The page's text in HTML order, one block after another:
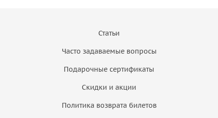
Статьи
Часто задаваемые вопросы
Подарочные сертификаты
Скидки и акции
Политика возврата билетов